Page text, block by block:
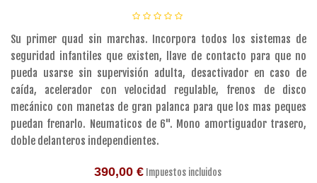
Su primer quad sin marchas. Incorpora todos los sistemas de
seguridad infantiles que existen, llave de contacto para que no
pueda usarse sin supervisión adulta, desactivador en caso de
caída, acelerador con velocidad regulable, frenos de disco
mecánico con manetas de gran palanca para que los mas peques
puedan frenarlo. Neumaticos de 6". Mono amortiguador trasero,
doble delanteros independientes.
390,00 € Impuestos incluidos